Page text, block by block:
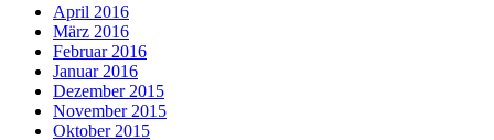
April 2016
März 2016
Februar 2016
Januar 2016
Dezember 2015
November 2015
Oktober 2015